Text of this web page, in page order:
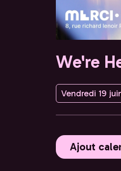
We're
Vendredi 19
Ajout